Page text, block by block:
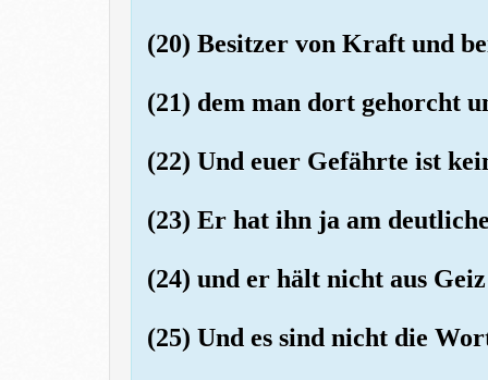
(20) Besitzer von Kraft und
(21) dem man dort gehorcht
(22) Und euer Gefährte ist
(23) Er hat ihn ja am
(24) und er hält nicht aus
(25) Und es sind nicht die